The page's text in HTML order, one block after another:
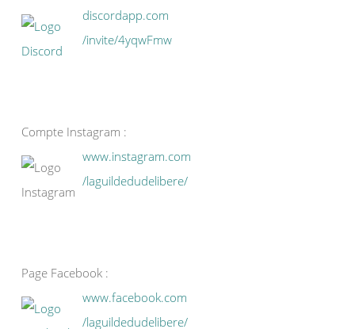
discordapp.com
/invite/4yqwFmw
Compte Instagram :
www.instagram.com
/laguildedudelibere/
Page Facebook :
www.facebook.com
/laguildedudelibere/